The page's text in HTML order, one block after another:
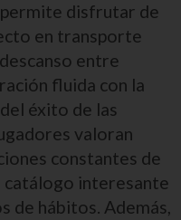
disfrutar de
en transporte
entre
fluida con la
éxito de las
valoran
constantes de
catálogo interesante
de hábitos. Además,